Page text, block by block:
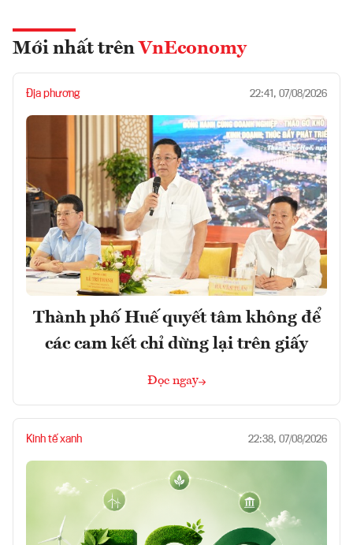
Mới nhất trên VnEconomy
Địa phương 22:41, 07/08/2026
Thành phố Huế quyết tâm không để
các cam kết chỉ dừng lại trên giấy
Đọc ngay
Kinh tế xanh 22:38, 07/08/2026